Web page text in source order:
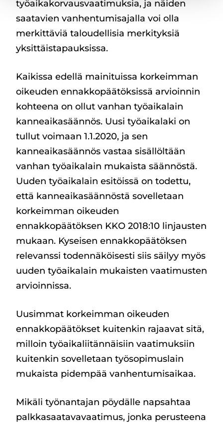
työaikakorvausvaatimuksia, ja näiden
saatavien vanhentumisajalla voi olla
merkittäviä taloudellisia merkityksiä
yksittäistapauksissa.
Kaikissa edellä mainituissa korkeimman
oikeuden ennakkopäätöksissä arvioinnin
kohteena on ollut vanhan työaikalain
kanneaikasäännös. Uusi työaikalaki on
tullut voimaan 1.1.2020, ja sen
kanneaikasäännös vastaa sisällöltään
vanhan työaikalain mukaista säännöstä.
Uuden työaikalain esitöissä on todettu,
että kanneaikasäännöstä sovelletaan
korkeimman oikeuden
ennakkopäätöksen KKO 2018:10 linjausten
mukaan. Kyseisen ennakkopäätöksen
relevanssi todennäköisesti siis säilyy myös
uuden työaikalain mukaisten vaatimusten
arvioinnissa.
Uusimmat korkeimman oikeuden
ennakkopäätökset kuitenkin rajaavat sitä,
milloin työaikaliitännäisiin vaatimuksiin
kuitenkin sovelletaan työsopimuslain
mukaista pidempää vanhentumisaikaa.
Mikäli työnantajan pöydälle napsahtaa
palkkasaatavavaatimus, jonka perusteena